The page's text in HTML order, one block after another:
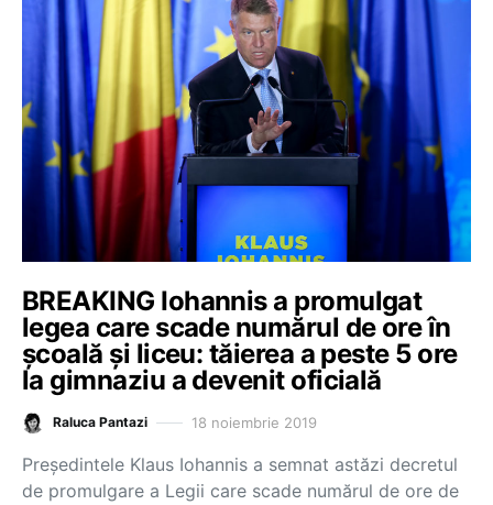
BREAKING Iohannis a promulgat
legea care scade numărul de ore în
școală și liceu: tăierea a peste 5 ore
la gimnaziu a devenit oficială
Raluca Pantazi 18 noiembrie 2019
Președintele Klaus Iohannis a semnat astăzi decretul
de promulgare a Legii care scade numărul de ore de